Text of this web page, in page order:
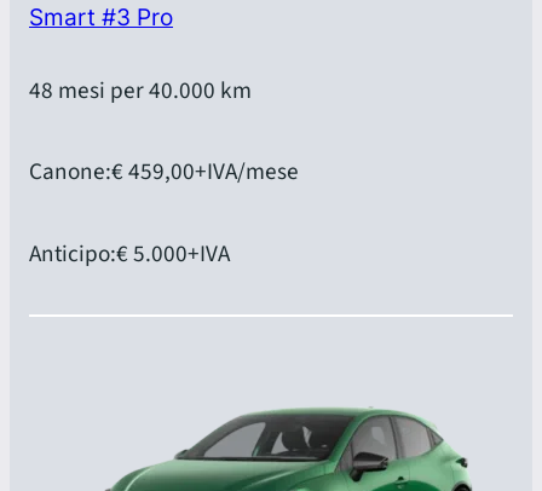
Smart #3 Pro
48 mesi per 40.000 km
Canone:€ 459,00+IVA/mese
Anticipo:€ 5.000+IVA